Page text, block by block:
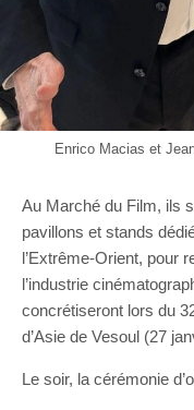
Enrico Macias et
Au Marché du Film, ils
pavillons et stands
l’Extrême-Orient, pour
l’industrie
concrétiseront lors du
d’Asie de Vesoul (27
Le soir, la cérémonie